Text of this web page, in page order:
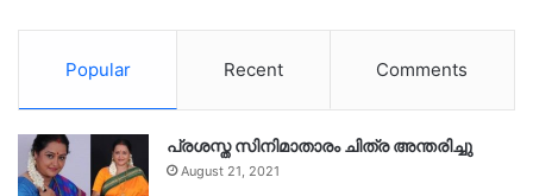
Popular Recent Comments
പ്രശസ്ത സിനിമാതാരം ചിത്ര അന്തരിച്ചു
August 21, 2021